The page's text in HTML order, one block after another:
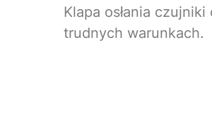
Klapa osłania
trudnych warunkach.